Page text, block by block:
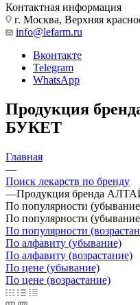
Контактная информация
г. Москва, Верхняя
info@lefarm.ru
Вконтакте
Telegram
WhatsApp
Продукция
БУКЕТ
Главная
—
Поиск лекарств по бренду
—Продукция бренда
По популярности
По популярности
По популярности
По алфавиту (убывание)
По алфавиту (возрастание)
По цене (убывание)
По цене (возрастание)